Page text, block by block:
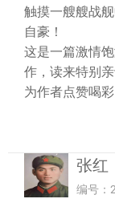
触摸一艘艘战
自豪！
这是一篇激情
作，读来特别
为作者点赞喝彩
张红
编号：